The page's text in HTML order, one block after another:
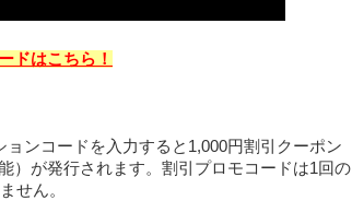
ドはこちら！
ンコードを入力すると1,000円割引クーポン
）が発行されます。割引プロモコードは1回の
せん。